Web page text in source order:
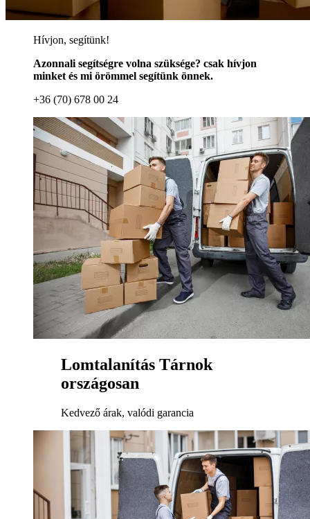
Hívjon, segítünk!
Azonnali segítségre volna szüksége? csak hívjon
minket és mi örömmel segítünk önnek.
+36 (70) 678 00 24
Lomtalanítás Tárnok
országosan
Kedvező árak, valódi garancia